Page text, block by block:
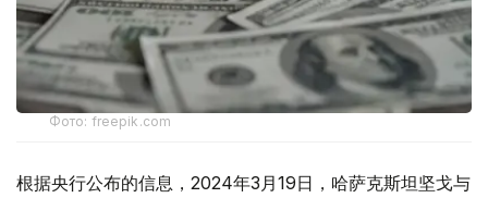
Фото: freepik.com
根据央行公布的信息，2024年3月19日，哈萨克斯坦坚戈与